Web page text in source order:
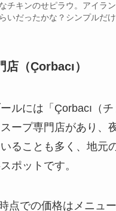
チキンのせピラウ。アイラ
いだったかな？シンプルだけ
店（Çorbacı）
ルには「Çorbacı（チ
ープ専門店があり、
ることも多く、地元
ポットです。
点での価格はメニュ